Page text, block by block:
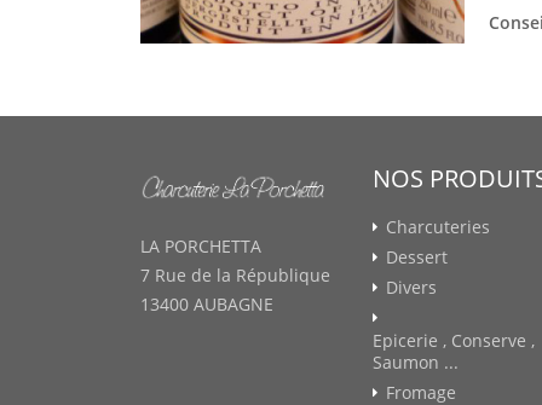
LA PORCHETTA
7 Rue de la République
13400 AUBAGNE
NOS
Charcuteries
Dessert
Divers
Epicerie , Conserve ,
Saumon ...
Fromage